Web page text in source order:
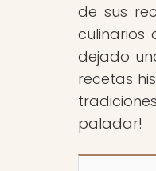
de sus
culinarios
dejado
recetas
paladar!